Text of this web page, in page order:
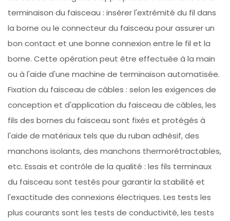
terminaison du faisceau : insérer l'extrémité du fil dans
la borne ou le connecteur du faisceau pour assurer un
bon contact et une bonne connexion entre le fil et la
borne. Cette opération peut être effectuée à la main
ou à l'aide d'une machine de terminaison automatisée.
Fixation du faisceau de câbles : selon les exigences de
conception et d'application du faisceau de câbles, les
fils des bornes du faisceau sont fixés et protégés à
l'aide de matériaux tels que du ruban adhésif, des
manchons isolants, des manchons thermorétractables,
etc. Essais et contrôle de la qualité : les fils terminaux
du faisceau sont testés pour garantir la stabilité et
l'exactitude des connexions électriques. Les tests les
plus courants sont les tests de conductivité, les tests